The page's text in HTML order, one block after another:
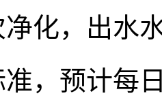
化，出水
，预计每